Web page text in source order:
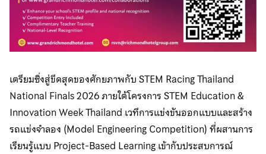
เตรียมซิ่งสู่ขีดสุดของศักยภาพกับ STEM Racing Thailand
National Finals 2026 ภายใต้โครงการ STEM Education &
Innovation Week Thailand เวทีการแข่งขันออกแบบและสร้าง
รถแข่งจำลอง (Model Engineering Competition) ที่ผสานการ
เรียนรู้แบบ Project-Based Learning เข้ากับประสบการณ์